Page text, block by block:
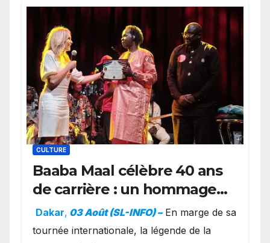
CULTURE
Baaba Maal célèbre 40 ans
de carrière : un hommage
exceptionnel à Oslo en
présence de la famille
Dakar, 03 Août (SL-INFO) – ​En marge de sa
tournée internationale, la légende de la